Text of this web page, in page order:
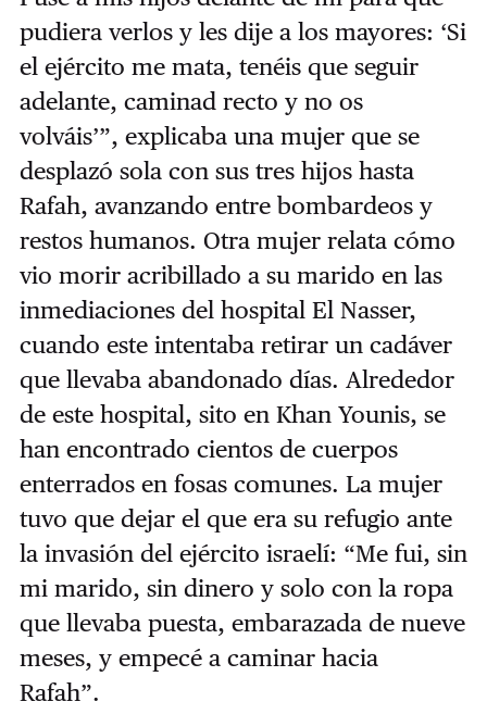
pudiera verlos y les dije a los mayores: ‘Si
el ejército me mata, tenéis que seguir
adelante, caminad recto y no os
volváis’”, explicaba una mujer que se
desplazó sola con sus tres hijos hasta
Rafah, avanzando entre bombardeos y
restos humanos. Otra mujer relata cómo
vio morir acribillado a su marido en las
inmediaciones del hospital El Nasser,
cuando este intentaba retirar un cadáver
que llevaba abandonado días. Alrededor
de este hospital, sito en Khan Younis, se
han encontrado cientos de cuerpos
enterrados en fosas comunes. La mujer
tuvo que dejar el que era su refugio ante
la invasión del ejército israelí: “Me fui, sin
mi marido, sin dinero y solo con la ropa
que llevaba puesta, embarazada de nueve
meses, y empecé a caminar hacia
Rafah”.